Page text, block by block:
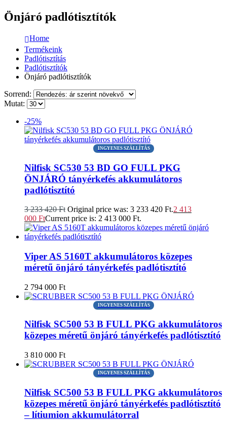
Önjáró padlótisztítók
Home
Termékeink
Padlótisztítás
Padlótisztítók
Önjáró padlótisztítók
Sorrend:
Mutat:
-25%
INGYENES SZÁLLÍTÁS
Nilfisk SC530 53 BD GO FULL PKG
ÖNJÁRÓ tányérkefés akkumulátoros
padlótisztító
3 233 420Ft Original price was: 3 233 420 Ft.2 413
000 FtCurrent price is: 2 413 000 Ft.
Viper AS 5160T akkumulátoros közepes
méretű önjáró tányérkefés padlótisztító
2 794 000 Ft
INGYENES SZÁLLÍTÁS
Nilfisk SC500 53 B FULL PKG akkumulátoros
közepes méretű önjáró tányérkefés padlótisztító
3 810 000 Ft
INGYENES SZÁLLÍTÁS
Nilfisk SC500 53 B FULL PKG akkumulátoros
közepes méretű önjáró tányérkefés padlótisztító
– lítiumion akkumulátorral